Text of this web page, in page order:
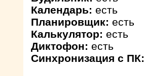
Календарь: есть
Планировщик: есть
Калькулятор: есть
Диктофон: есть
Синхронизация с ПК: